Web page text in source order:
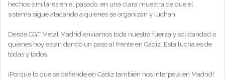
hechos similares en el pasado, en una clara muestra de que el
sistema sigue atacando a quienes se organizan y luchan.
Desde CGT Metal Madrid enviamos toda nuestra fuerza y solidaridad a
quienes hoy están dando un paso al frente en Cádiz. Esta lucha es de
todas y todos.
¡Porque lo que se defiende en Cádiz también nos interpela en Madrid!